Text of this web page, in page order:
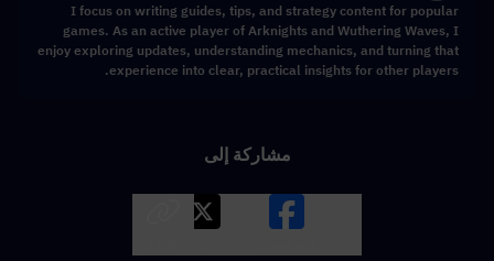
I focus on writing guides, tips, and strategy content for popular
games. As an active player of Arknights and Wuthering Waves, I
enjoy exploring updates, understanding mechanics, and turning that
experience into clear, practical insights for other players.
مشاركة إلى